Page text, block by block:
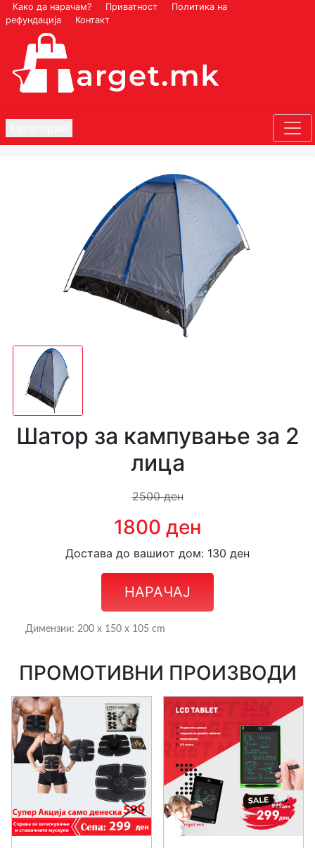
Како да нарачам? Приватност
Политика на
рефундација
Контакт
Шатор за кампување за 2
лица
2500 ден
1800 ден
Достава до вашиот дом: 130 ден
НАРАЧАЈ
Димензии: 200 x 150 x 105 cm
ПРОМОТИВНИ ПРОИЗВОДИ